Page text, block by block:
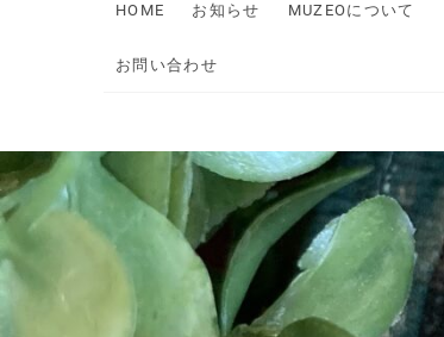
HOME お知らせ MUZEOについて
お問い合わせ